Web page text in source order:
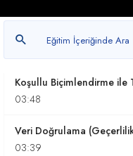
Koşullu Biçimlendirme
çalışmak
Koşullu Biçimlendirme ile
03:48
Veri Doğrulama
03:39